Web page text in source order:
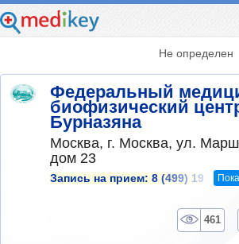
Не определен
Федеральный
биофизический
Бурназяна
Москва, г. Москва, ул.
дом 23
Запись на прием: 8 (499) 19
461